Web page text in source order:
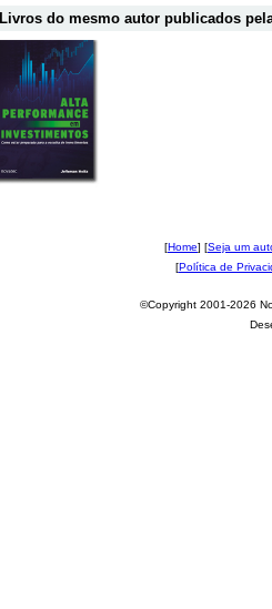
Livros do mesmo autor publicados
[Home] [Seja um
[Política de
©Copyright 2001-2026